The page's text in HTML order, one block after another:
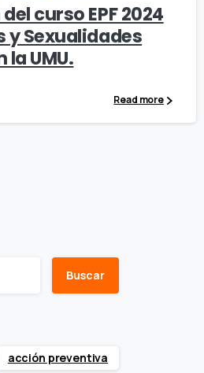
curso EPF 2024
y Sexualidades
la UMU.
Read more
Buscar
acción preventiva